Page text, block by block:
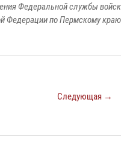
Федеральной службы войск
Федерации по Пермскому краю
Следующая →